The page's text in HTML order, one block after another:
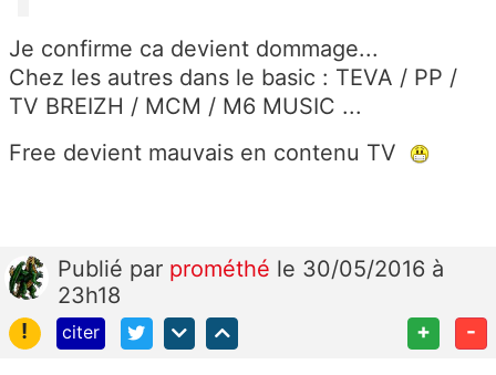
Je confirme ca devient dommage...
Chez les autres dans le basic : TEVA / PP /
TV BREIZH / MCM / M6 MUSIC ...
Free devient mauvais en contenu TV
Publié par prométhé le 30/05/2016 à
23h18
!
citer + -